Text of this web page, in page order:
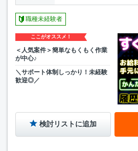
職種未経験者
ここがオススメ！
＜人気案件＞簡単なもくもく作業
が中心♪
＼サポート体制しっかり！未経験
歓迎◎／
検討リストに追加